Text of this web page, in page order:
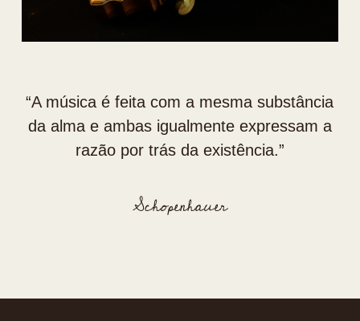
“⁠A música é feita com a mesma substância
da alma e ambas igualmente expressam a
razão por trás da existência.”
Schopenhauer